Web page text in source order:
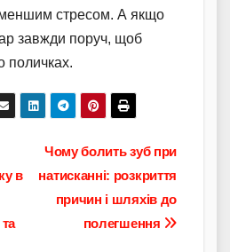
меншим стресом. А якщо
завжди поруч, щоб
поличках.
Чому болить зуб при
натисканні: розкриття
причин і шляхів до
полегшення
в